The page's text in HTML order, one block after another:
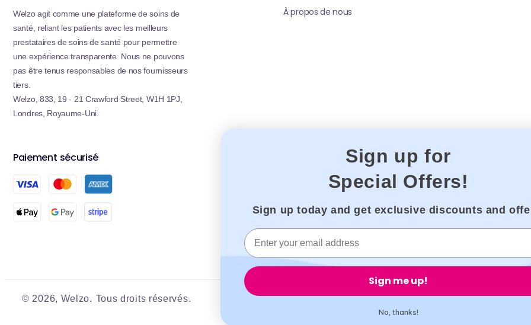
Welzo agit comme une plateforme de soins de
santé, reliant les patients avec les meilleurs
prestataires de soins de santé pour permettre
une expérience transparente. Nous ne pouvons
pas être tenus responsables de nos fournisseurs
tiers.
Welzo, 833, 19 - 21 Crawford Street, W1H 1PJ,
Londres, Royaume-Uni.
À propos de nous
Paiement sécurisé
Tous nos partenaires Labs détiennent UKAS, ISO17025 / ISO15189 /
IS013485 accréditations. Toutes nos pharmacies partenaires sont
enregistrées auprès de GPHC.
© 2026, Welzo. Tous droits réservés.
Sign up for
Special Offers!
Sign up today and get exclusive discounts and
Sign me up!
No, thanks!